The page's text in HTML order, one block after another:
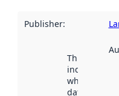
Publisher:
This date
indicates
when the
dataset was